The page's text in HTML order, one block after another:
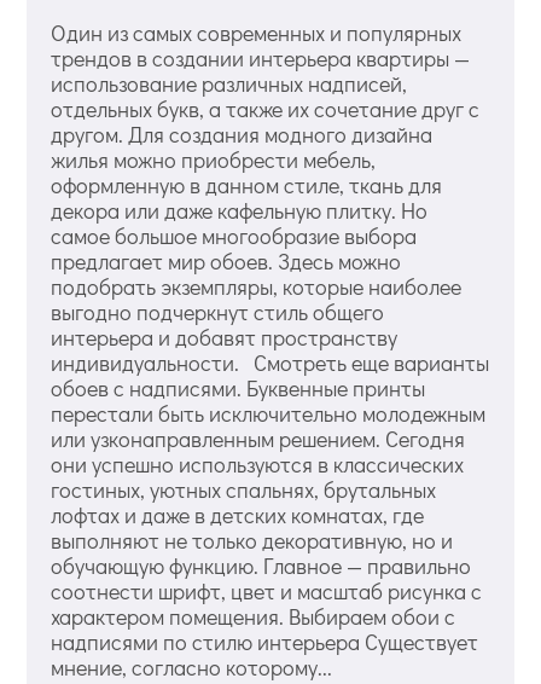
Один из самых современных и популярных
трендов в создании интерьера квартиры —
использование различных надписей,
отдельных букв, а также их сочетание друг с
другом. Для создания модного дизайна
жилья можно приобрести мебель,
оформленную в данном стиле, ткань для
декора или даже кафельную плитку. Но
самое большое многообразие выбора
предлагает мир обоев. Здесь можно
подобрать экземпляры, которые наиболее
выгодно подчеркнут стиль общего
интерьера и добавят пространству
индивидуальности. Смотреть еще варианты
обоев с надписями. Буквенные принты
перестали быть исключительно молодежным
или узконаправленным решением. Сегодня
они успешно используются в классических
гостиных, уютных спальнях, брутальных
лофтах и даже в детских комнатах, где
выполняют не только декоративную, но и
обучающую функцию. Главное — правильно
соотнести шрифт, цвет и масштаб рисунка с
характером помещения. Выбираем обои с
надписями по стилю интерьера Существует
мнение, согласно которому...